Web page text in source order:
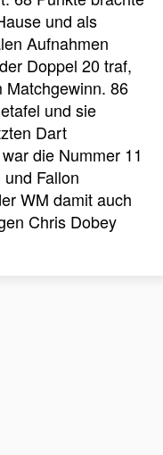
und als
Aufnahmen
Doppel 20 traf,
Matchgewinn. 86
und sie
Dart
die Nummer 11
Fallon
WM damit auch
Chris Dobey